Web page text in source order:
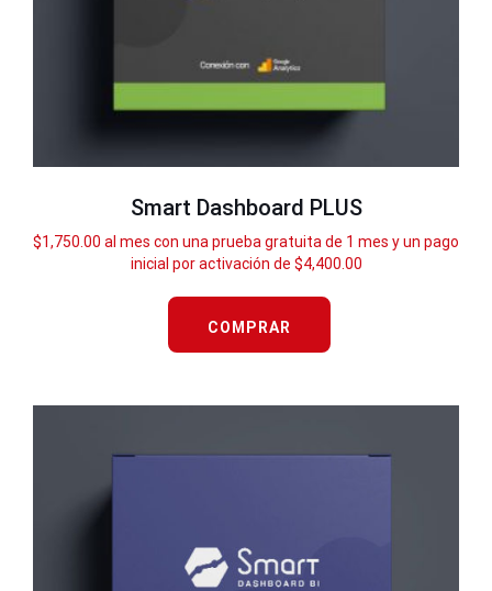
Smart Dashboard PLUS
$1,750.00 al mes con una prueba gratuita de 1 mes y un pago
inicial por activación de $4,400.00
COMPRAR